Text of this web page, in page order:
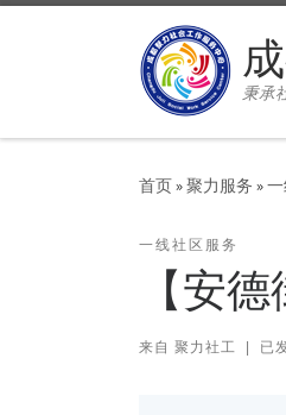
秉承
首页»聚力服务 »
一线社区服务
【安
来自 聚力社工 已